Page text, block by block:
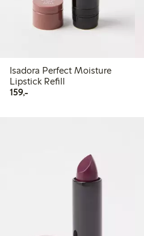
Isadora Perfect Moisture
Lipstick Refill
159,-159,00 kr